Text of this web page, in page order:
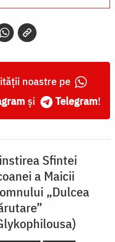
noastre pe
și Telegram!
Sfintei
a Maicii
„Dulcea